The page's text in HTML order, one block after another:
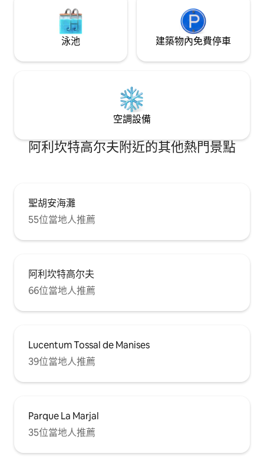
泳池 建築物內免費停車
空調設備
阿利坎特高尔夫附近的其他熱門景點
聖胡安海灘
55位當地人推薦
阿利坎特高尔夫
66位當地人推薦
Lucentum Tossal de Manises
39位當地人推薦
Parque La Marjal
35位當地人推薦